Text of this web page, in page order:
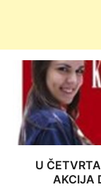
U
AKCIJA